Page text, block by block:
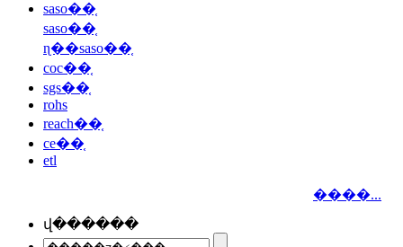
saso��֤
saso��֤
ɳ��saso��֤
coc��֤
sgs��֤
rohs
reach��֤
ce��֤
etl
����...
վ������